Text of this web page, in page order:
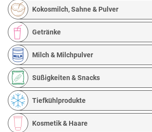
Kokosmilch, Sahne & Pulver
Getränke
Milch & Milchpulver
Süßigkeiten & Snacks
Tiefkühlprodukte
Kosmetik & Haare